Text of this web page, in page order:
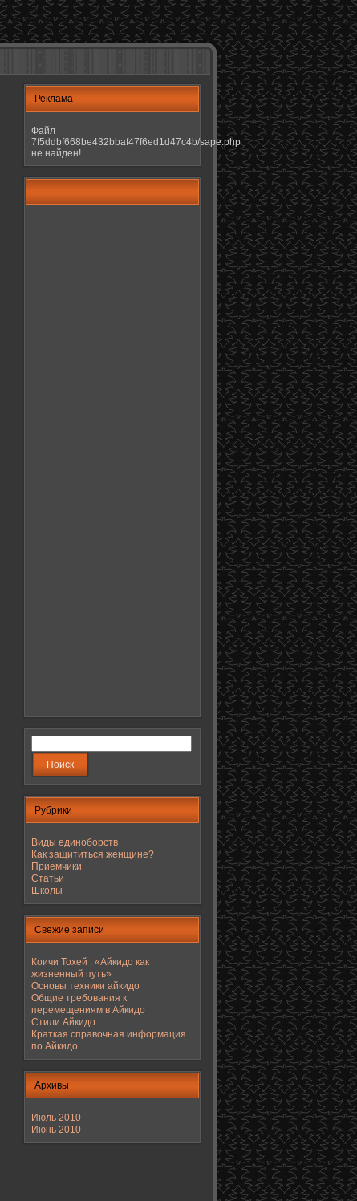
Реклама
Файл
7f5ddbf668be432bbaf47f6ed1d47c4b/sape.php
не найден!
Рубрики
Виды единоборств
Как защититься женщине?
Приемчики
Статьи
Школы
Свежие записи
Коичи Тохей : «Айкидо как
жизненный путь»
Основы техники айкидо
Общие требования к
перемещениям в Айкидо
Стили Айкидо
Краткая справочная информация
по Айкидо.
Архивы
Июль 2010
Июнь 2010